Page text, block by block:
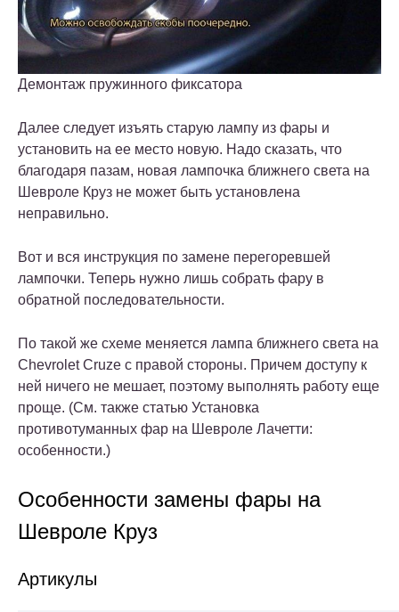
Демонтаж пружинного фиксатора
Далее следует изъять старую лампу из фары и
установить на ее место новую. Надо сказать, что
благодаря пазам, новая лампочка ближнего света на
Шевроле Круз не может быть установлена
неправильно.
Вот и вся инструкция по замене перегоревшей
лампочки. Теперь нужно лишь собрать фару в
обратной последовательности.
По такой же схеме меняется лампа ближнего света на
Chevrolet Cruze с правой стороны. Причем доступу к
ней ничего не мешает, поэтому выполнять работу еще
проще. (См. также статью Установка
противотуманных фар на Шевроле Лачетти:
особенности.)
Особенности замены фары на
Шевроле Круз
Артикулы